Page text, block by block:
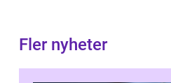
Fler nyheter